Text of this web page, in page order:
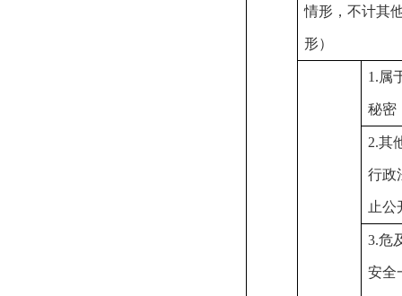
情形，不计其
形）
1.属
秘密
2.其
行政
止公
3.危
安全